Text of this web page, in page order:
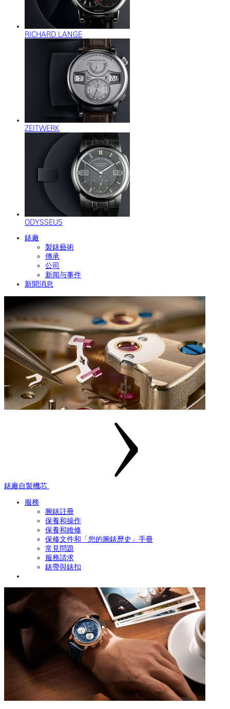
RICHARD LANGE
ZEITWERK
ODYSSEUS
錶廠
製錶藝術
傳承
公司
新闻与事件
新聞消息
錶廠自製機芯
服務
腕錶註冊
保養和操作
保養和維修
保修文件和「您的腕錶歷史」手冊
常見問題
服務請求
錶帶與錶扣